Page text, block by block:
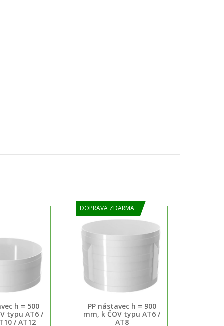
h = 500
typu AT6 /
/ AT12
DOPRAVA ZDARMA
PP nástavec h = 900
mm, k ČOV typu AT6 /
AT8